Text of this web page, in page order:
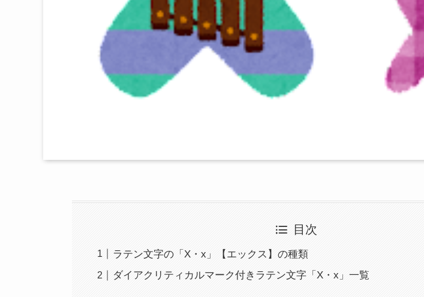
目次
ラテン文字の「X・x」【エックス】の種類
ダイアクリティカルマーク付きラテン文字「X・x」一覧